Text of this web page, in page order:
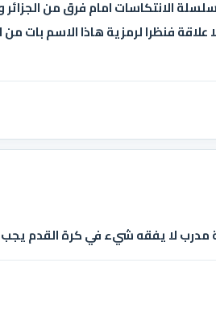
الانتكاسات امام فرق من
فنظرا لرمزية هاذا الاسم بات
لا يفقه شيء في كرة القدم يجب